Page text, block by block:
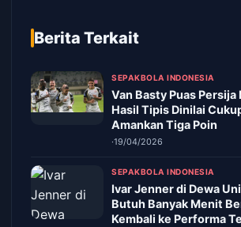
Berita Terkait
SEPAKBOLA INDONESIA
Van Basty Puas Persija
Hasil Tipis Dinilai
Amankan Tiga Poin
·19/04/2026
SEPAKBOLA INDONESIA
Ivar Jenner di Dewa
Butuh Banyak Menit
Kembali ke Performa